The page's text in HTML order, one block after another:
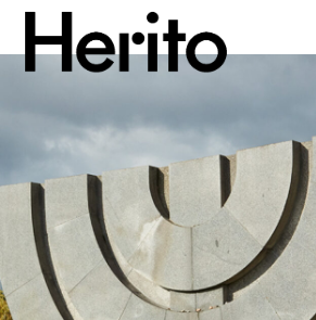
MAMY NA OKU
O NAS
JĘZYK: PL